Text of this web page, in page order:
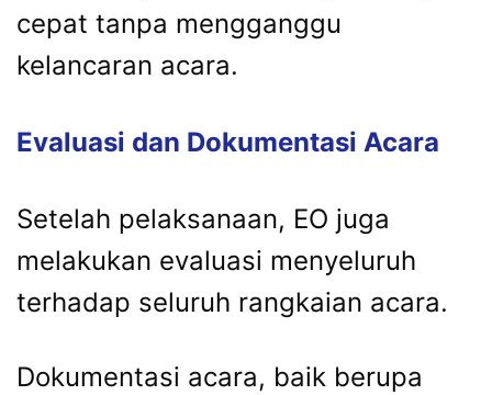
cepat tanpa mengganggu
kelancaran acara.
Evaluasi dan Dokumentasi Acara
Setelah pelaksanaan, EO juga
melakukan evaluasi menyeluruh
terhadap seluruh rangkaian acara.
Dokumentasi acara, baik berupa